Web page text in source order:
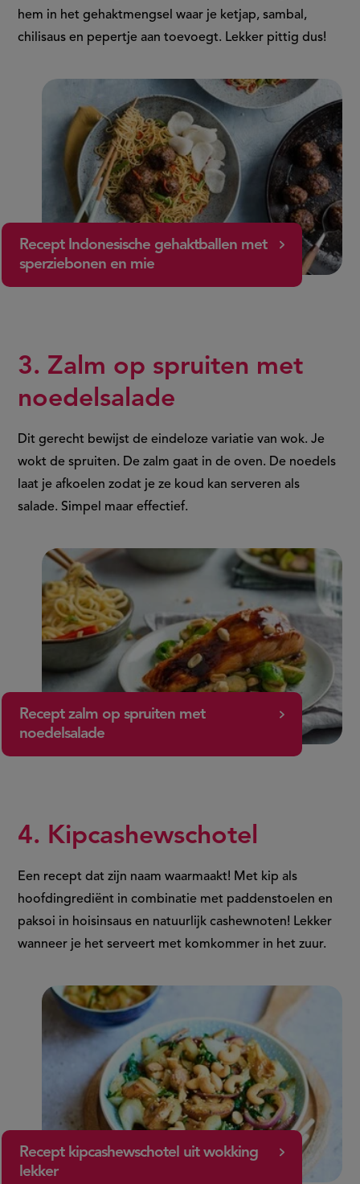
hem in het gehaktmengsel waar je ketjap, sambal,
chilisaus en pepertje aan toevoegt. Lekker pittig dus!
Recept Indonesische gehaktballen met
sperziebonen en mie
3. Zalm op spruiten met
noedelsalade
Dit gerecht bewijst de eindeloze variatie van wok. Je
wokt de spruiten. De zalm gaat in de oven. De noedels
laat je afkoelen zodat je ze koud kan serveren als
salade. Simpel maar effectief.
Recept zalm op spruiten met
noedelsalade
4. Kipcashewschotel
Een recept dat zijn naam waarmaakt! Met kip als
hoofdingrediënt in combinatie met paddenstoelen en
paksoi in hoisinsaus en natuurlijk cashewnoten! Lekker
wanneer je het serveert met komkommer in het zuur.
Recept kipcashewschotel uit wokking
lekker